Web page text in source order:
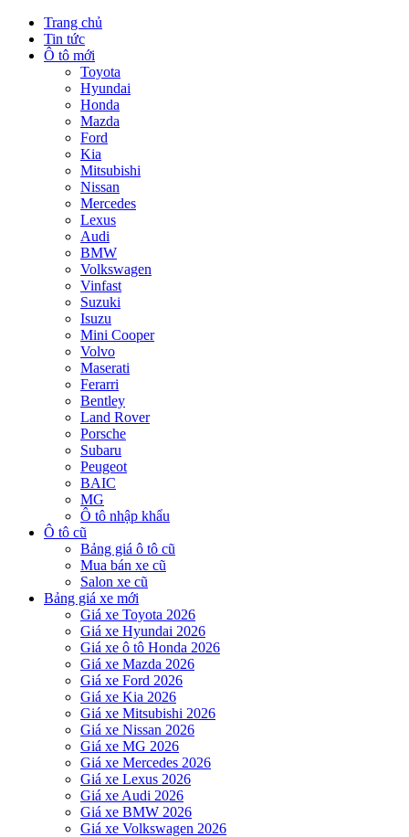
Trang chủ
Tin tức
Ô tô mới
Toyota
Hyundai
Honda
Mazda
Ford
Kia
Mitsubishi
Nissan
Mercedes
Lexus
Audi
BMW
Volkswagen
Vinfast
Suzuki
Isuzu
Mini Cooper
Volvo
Maserati
Ferarri
Bentley
Land Rover
Porsche
Subaru
Peugeot
BAIC
MG
Ô tô nhập khẩu
Ô tô cũ
Bảng giá ô tô cũ
Mua bán xe cũ
Salon xe cũ
Bảng giá xe mới
Giá xe Toyota 2026
Giá xe Hyundai 2026
Giá xe ô tô Honda 2026
Giá xe Mazda 2026
Giá xe Ford 2026
Giá xe Kia 2026
Giá xe Mitsubishi 2026
Giá xe Nissan 2026
Giá xe MG 2026
Giá xe Mercedes 2026
Giá xe Lexus 2026
Giá xe Audi 2026
Giá xe BMW 2026
Giá xe Volkswagen 2026